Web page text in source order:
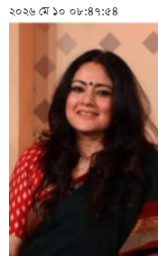
২০২৬ মে ১০ ০৮:৪৭:৫৪